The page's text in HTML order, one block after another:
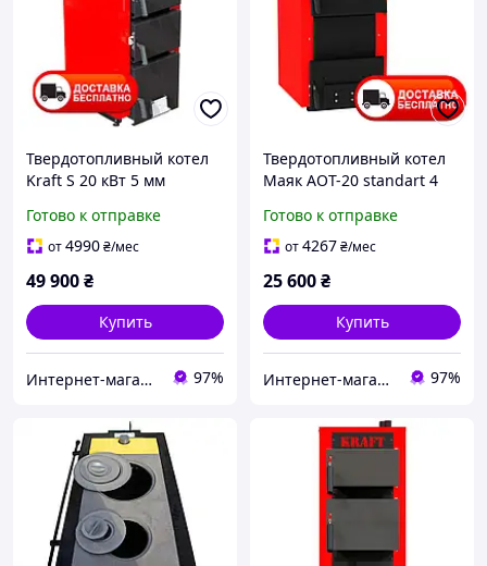
Твердотопливный котел
Kraft S 20 кВт 5 мм
Готово к отправке
от4990₴/мес
49 900₴
Купить
Интернет-магазин "Ochag" 97%
Твердотопливный котел
Маяк АОТ-20 standart 4
Готово к отправке
от4267₴/мес
25 600₴
Купить
Интернет-магазин "Ochag" 97%